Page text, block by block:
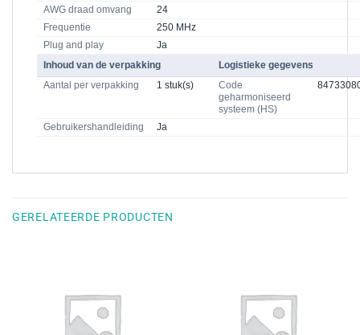
AWG draad omvang
24
Frequentie
250 MHz
Plug and play
Ja
Inhoud van de verpakking
Logistieke gegevens
Aantal per verpakking
1 stuk(s)
Code
geharmoniseerd
systeem (HS)
Gebruikershandleiding Ja
GERELATEERDE PRODUCTEN